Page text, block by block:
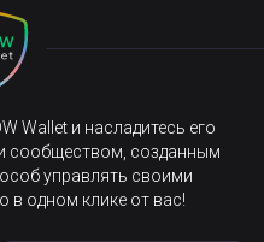
Wallet и насладитесь его
сообществом, созданным
управлять своими
в одном клике от вас!